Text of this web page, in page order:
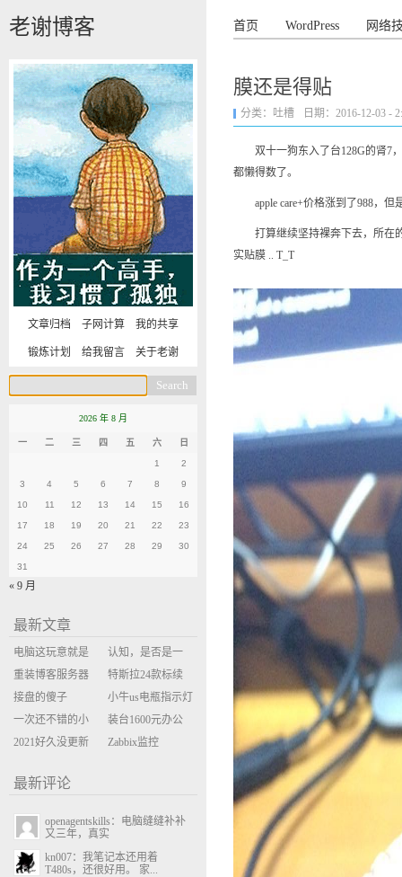
老谢博客 首页 WordPress 网络
膜还是得贴
分类： 吐槽 日期：2016-12-03 -
双十一狗东入了台128G的肾7，
都懒得数了。
apple care+价格涨到了988，但
打算继续坚持裸奔下去，所在的
实贴膜 .. T_T
文章归档 子网计算 我的共享
锻炼计划 给我留言 关于老谢
2026 年 8 月
一 二 三 四 五 六 日
1 2
3 4 5 6 7 8 9
10 11 12 13 14 15 16
17 18 19 20 21 22 23
24 25 26 27 28 29 30
31
« 9 月
最新文章
电脑这玩意就是
缝缝补补的事
认知，是否是一
座大山？当架构
决策变成配置清
单比价
重装博客服务器
环境
特斯拉24款标续
Model Y 2万公里
使用体验
接盘的傻子
小牛us电瓶指示灯
闪三次不上电
一次还不错的小
米售后体验
装台1600元办公
主机
2021好久没更新
Zabbix监控
最新评论
openagentskills：电脑缝缝补补
又三年，真实
kn007：我笔记本还用着
T480s，还很好用。 家...